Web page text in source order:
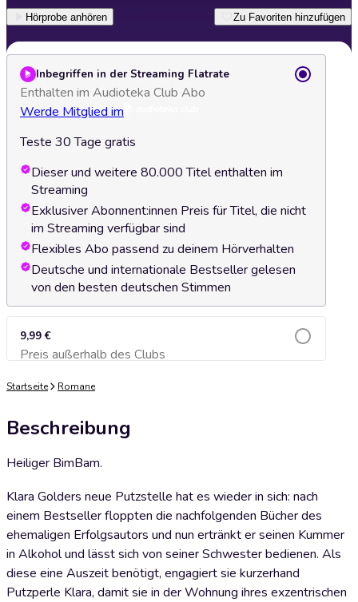
Hörprobe anhören Zu Favoriten hinzufügen
Inbegriffen in der Streaming Flatrate
Enthalten im Audioteka Club Abo
Werde Mitglied im
Teste 30 Tage gratis
Dieser und weitere 80.000 Titel enthalten im
Streaming
Exklusiver Abonnent:innen Preis für Titel, die nicht
im Streaming verfügbar sind
Flexibles Abo passend zu deinem Hörverhalten
Deutsche und internationale Bestseller gelesen
von den besten deutschen Stimmen
9,99 €
Preis außerhalb des ClubsZum Warenkorb hinzufügen
Startseite Romane
Beschreibung
Heiliger BimBam.
Klara Golders neue Putzstelle hat es wieder in sich: nach
einem Bestseller floppten die nachfolgenden Bücher des
ehemaligen Erfolgsautors und nun ertränkt er seinen Kummer
in Alkohol und lässt sich von seiner Schwester bedienen. Als
diese eine Auszeit benötigt, engagiert sie kurzerhand
Putzperle Klara, damit sie in der Wohnung ihres exzentrischen